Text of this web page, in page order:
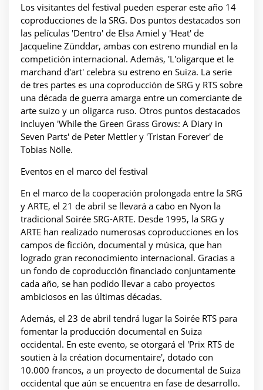
Los visitantes del festival pueden esperar este año 14
coproducciones de la SRG. Dos puntos destacados son
las películas 'Dentro' de Elsa Amiel y 'Heat' de
Jacqueline Zünddar, ambas con estreno mundial en la
competición internacional. Además, 'L'oligarque et le
marchand d'art' celebra su estreno en Suiza. La serie
de tres partes es una coproducción de SRG y RTS sobre
una década de guerra amarga entre un comerciante de
arte suizo y un oligarca ruso. Otros puntos destacados
incluyen 'While the Green Grass Grows: A Diary in
Seven Parts' de Peter Mettler y 'Tristan Forever' de
Tobias Nölle.
Eventos en el marco del festival
En el marco de la cooperación prolongada entre la SRG
y ARTE, el 21 de abril se llevará a cabo en Nyon la
tradicional Soirée SRG-ARTE. Desde 1995, la SRG y
ARTE han realizado numerosas coproducciones en los
campos de ficción, documental y música, que han
logrado gran reconocimiento internacional. Gracias a
un fondo de coproducción financiado conjuntamente
cada año, se han podido llevar a cabo proyectos
ambiciosos en las últimas décadas.
Además, el 23 de abril tendrá lugar la Soirée RTS para
fomentar la producción documental en Suiza
occidental. En este evento, se otorgará el 'Prix RTS de
soutien à la création documentaire', dotado con
10.000 francos, a un proyecto de documental de Suiza
occidental que aún se encuentra en fase de desarrollo.